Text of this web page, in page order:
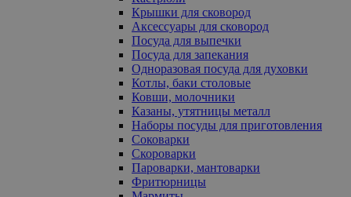
Крышки для сковород
Аксессуары для сковород
Посуда для выпечки
Посуда для запекания
Одноразовая посуда для духовки
Котлы, баки столовые
Ковши, молочники
Казаны, утятницы металл
Наборы посуды для приготовления
Соковарки
Скороварки
Пароварки, мантоварки
Фритюрницы